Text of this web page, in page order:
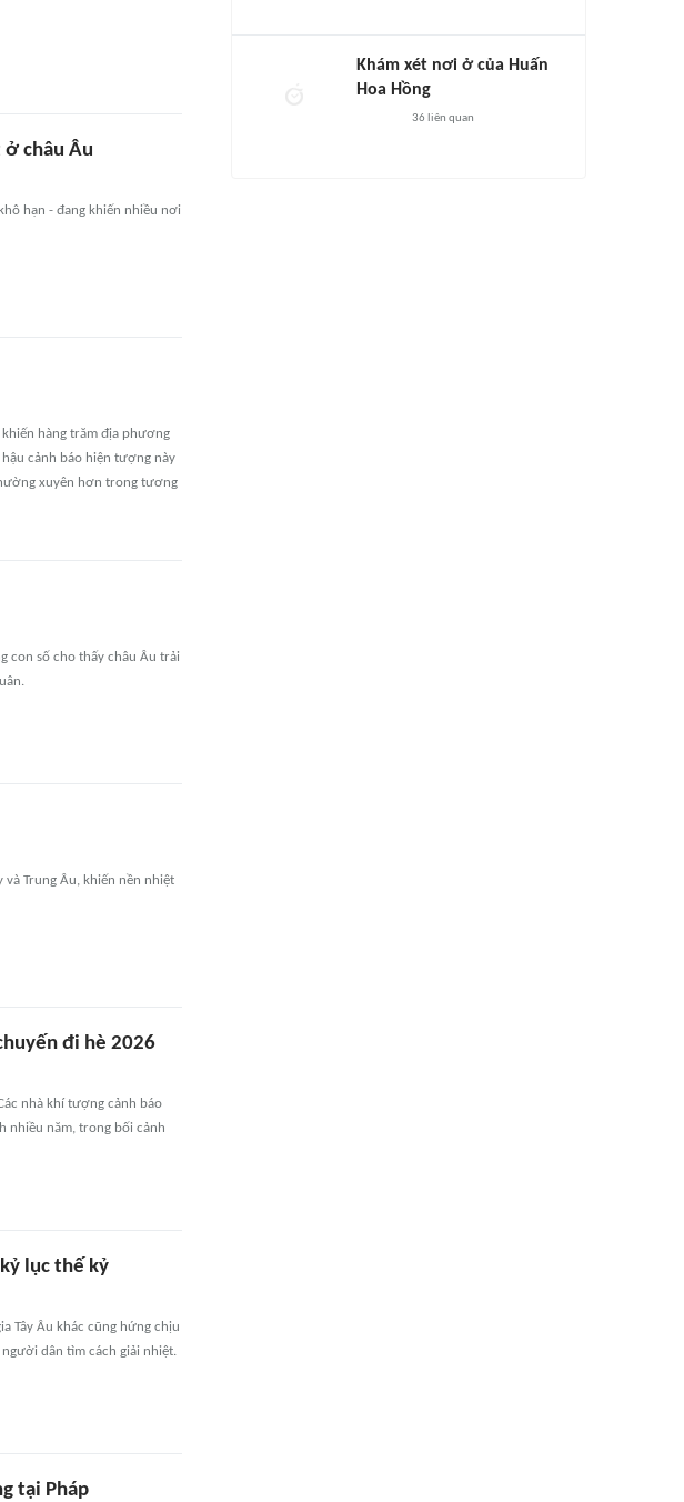
châu Âu
hạn - đang khiến nhiều nơi
hàng trăm địa phương
cảnh báo hiện tượng này
xuyên hơn trong tương
con số cho thấy châu Âu trải
Trung Âu, khiến nền nhiệt
đi hè 2026
nhà khí tượng cảnh báo
nhiều năm, trong bối cảnh
lục thế kỷ
Tây Âu khác cũng hứng chịu
dân tìm cách giải nhiệt.
tại Pháp
Khám xét nơi ở của Huấn
Hoa Hồng
36 liên quan